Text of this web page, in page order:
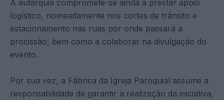
A autarquia compromete-se ainda a prestar apoio
logístico, nomeadamente nos cortes de trânsito e
estacionamento nas ruas por onde passará a
procissão, bem como a colaborar na divulgação do
evento.
Por sua vez, a Fábrica da Igreja Paroquial assume a
responsabilidade de garantir a realização da iniciativa,